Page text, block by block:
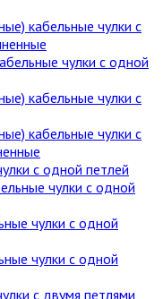
кабельные чулки с
чулки с одной
кабельные чулки с
кабельные чулки с
c одной петлей
чулки с одной
чулки с одной
чулки с одной
с двумя петлями